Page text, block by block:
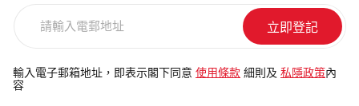
電
郵
輸入電子郵箱地址，即表示閣下同意 使用條款 細則及 私隱政策 內
容